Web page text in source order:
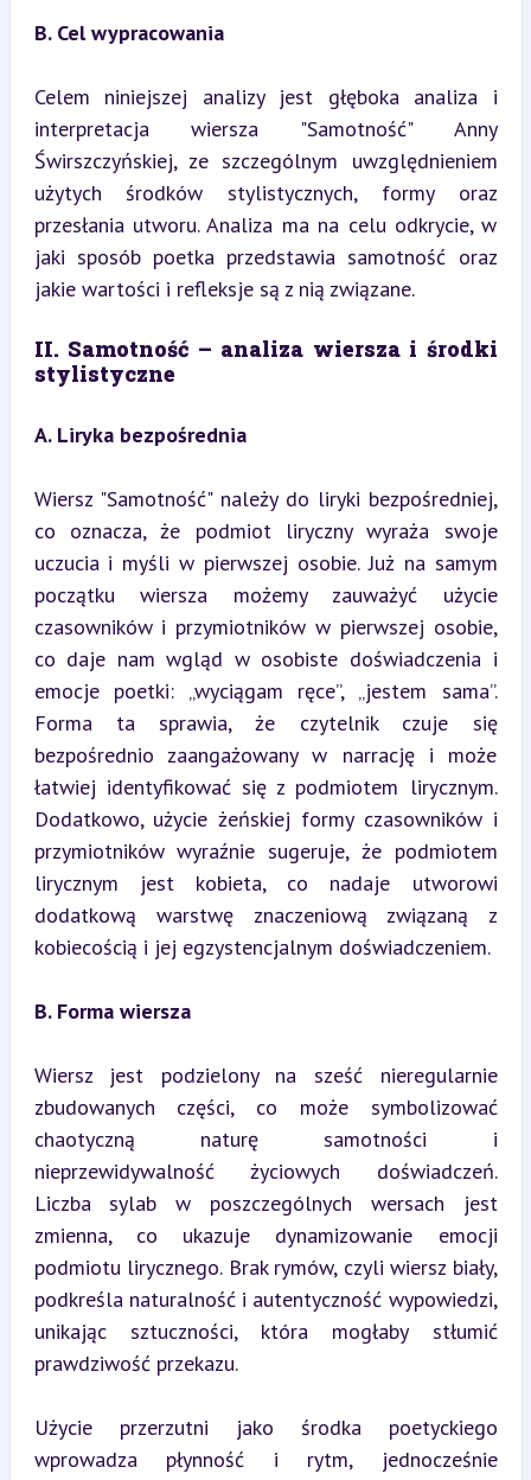
B. Cel wypracowania
Celem niniejszej analizy jest głęboka analiza i
interpretacja wiersza "Samotność" Anny
Świrszczyńskiej, ze szczególnym uwzględnieniem
użytych środków stylistycznych, formy oraz
przesłania utworu. Analiza ma na celu odkrycie, w
jaki sposób poetka przedstawia samotność oraz
jakie wartości i refleksje są z nią związane.
II. Samotność – analiza wiersza i środki
stylistyczne
A. Liryka bezpośrednia
Wiersz "Samotność" należy do liryki bezpośredniej,
co oznacza, że podmiot liryczny wyraża swoje
uczucia i myśli w pierwszej osobie. Już na samym
początku wiersza możemy zauważyć użycie
czasowników i przymiotników w pierwszej osobie,
co daje nam wgląd w osobiste doświadczenia i
emocje poetki: „wyciągam ręce”, „jestem sama”.
Forma ta sprawia, że czytelnik czuje się
bezpośrednio zaangażowany w narrację i może
łatwiej identyfikować się z podmiotem lirycznym.
Dodatkowo, użycie żeńskiej formy czasowników i
przymiotników wyraźnie sugeruje, że podmiotem
lirycznym jest kobieta, co nadaje utworowi
dodatkową warstwę znaczeniową związaną z
kobiecością i jej egzystencjalnym doświadczeniem.
B. Forma wiersza
Wiersz jest podzielony na sześć nieregularnie
zbudowanych części, co może symbolizować
chaotyczną naturę samotności i
nieprzewidywalność życiowych doświadczeń.
Liczba sylab w poszczególnych wersach jest
zmienna, co ukazuje dynamizowanie emocji
podmiotu lirycznego. Brak rymów, czyli wiersz biały,
podkreśla naturalność i autentyczność wypowiedzi,
unikając sztuczności, która mogłaby stłumić
prawdziwość przekazu.
Użycie przerzutni jako środka poetyckiego
wprowadza płynność i rytm, jednocześnie